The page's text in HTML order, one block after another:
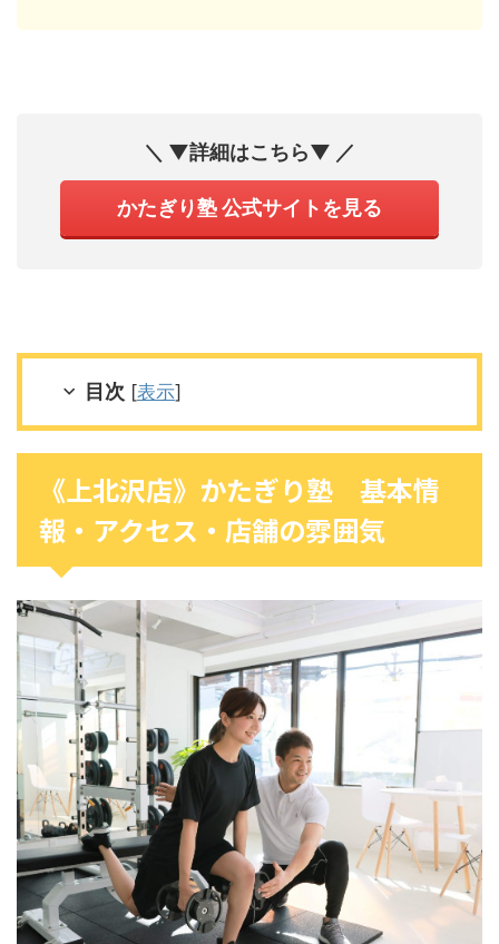
＼ ▼詳細はこちら▼ ／
かたぎり塾 公式サイトを見る
目次 [表示]
《上北沢店》かたぎり塾 基本情
報・アクセス・店舗の雰囲気